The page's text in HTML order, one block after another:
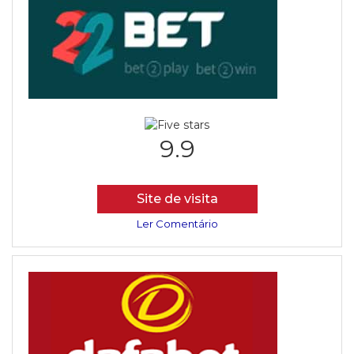
9.9
Site de visita
Ler Comentário